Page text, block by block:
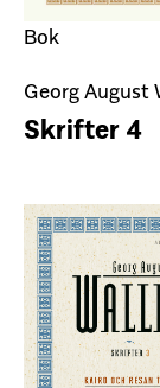
Bok
Georg August
Skrifter 4